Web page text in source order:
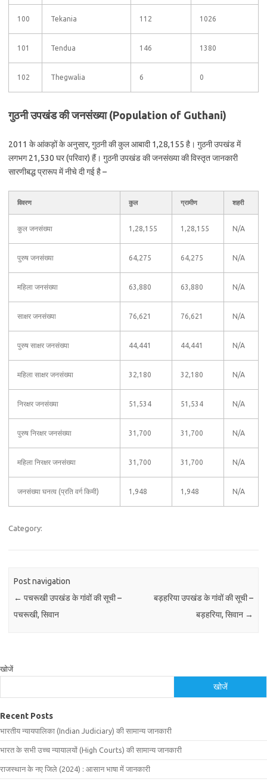
100 Tekania 112 1026
101 Tendua 146 1380
102 Thegwalia 6 0
गुठनी उपखंड की जनसंख्या (Population of Guthani)
2011 के आंकड़ों के अनुसार, गुठनी की कुल आबादी 1,28,155 है। गुठनी उपखंड में
लगभग 21,530 घर (परिवार) हैं। गुठनी उपखंड की जनसंख्या की विस्तृत जानकारी
सारणीबद्ध प्रारूप में नीचे दी गई है –
विवरण कुल ग्रामीण शहरी
कुल जनसंख्या 1,28,155 1,28,155 N/A
पुरुष जनसंख्या 64,275 64,275 N/A
महिला जनसंख्या 63,880 63,880 N/A
साक्षर जनसंख्या 76,621 76,621 N/A
पुरुष साक्षर जनसंख्या 44,441 44,441 N/A
महिला साक्षर जनसंख्या 32,180 32,180 N/A
निरक्षर जनसंख्या 51,534 51,534 N/A
पुरुष निरक्षर जनसंख्या 31,700 31,700 N/A
महिला निरक्षर जनसंख्या 31,700 31,700 N/A
जनसंख्या घनत्व (प्रति वर्ग किमी) 1,948 1,948 N/A
Category:
Post navigation
← पचरूखी उपखंड के गांवों की सूची –
पचरूखी, सिवान
बड़हरिया उपखंड के गांवों की सूची –
बड़हरिया, सिवान →
खोजें
खोजें
Recent Posts
भारतीय न्यायपालिका (Indian Judiciary) की सामान्य जानकारी
भारत के सभी उच्च न्यायालयों (High Courts) की सामान्य जानकारी
राजस्थान के नए जिले (2024) : आसान भाषा में जानकारी